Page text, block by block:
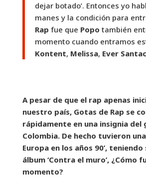
dejar botado’. Entonces yo
manes y la condición para
Rap fue que Popo también
momento cuando entramos
Kontent, Melissa, Ever
A pesar de que el rap apenas
nuestro país, Gotas de Rap se
rápidamente en una insignia del
Colombia. De hecho tuvieron
Europa en los años 90’,
álbum ‘Contra el muro’, ¿Cómo
momento?